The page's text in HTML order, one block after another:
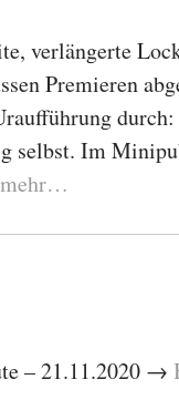
verlängerte
Premieren
selbst. Im
mehr…
– 21.11.2020 →